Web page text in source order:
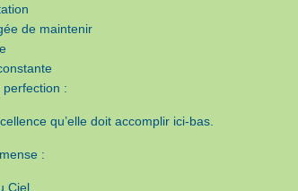
de maintenir
:
qu’elle doit accomplir ici-bas.
:
Ciel,